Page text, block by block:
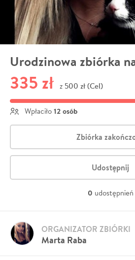
Urodzinowa zbiórka
335 zł z 500 zł (Cel)
Wpłaciło 12 osób
Zbiórka
Udostępnij
0 udostępnień
Marta Raba
ORGANIZATOR ZBIÓRKI